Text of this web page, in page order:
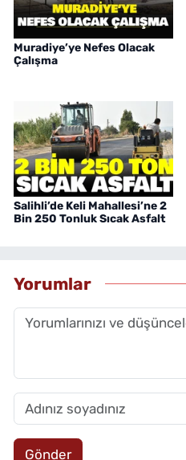
Muradiye’ye Nefes Olacak
Çalışma
Salihli’de Keli Mahallesi’ne 2
Bin 250 Tonluk Sıcak Asfalt
Yorumlar
Gönder